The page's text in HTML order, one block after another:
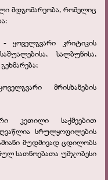
მდგომარეობა, რომელიც
- ყოველგვარი კრიტიკის
სალბუნისა,
მრისხანების
კეთილი საქმეებით
სრულყოფილების
მუდმივად ცდილობს
სათნოებათა უმჯობესი